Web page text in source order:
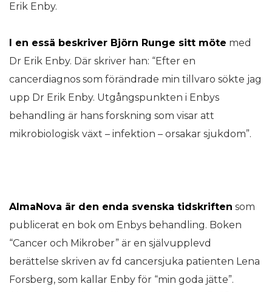
Erik Enby.
I en essä beskriver Björn Runge sitt möte med
Dr Erik Enby. Där skriver han: “Efter en
cancerdiagnos som förändrade min tillvaro sökte jag
upp Dr Erik Enby. Utgångspunkten i Enbys
behandling är hans forskning som visar att
mikrobiologisk växt – infektion – orsakar sjukdom”.
AlmaNova är den enda svenska tidskriften som
publicerat en bok om Enbys behandling. Boken
“Cancer och Mikrober” är en självupplevd
berättelse skriven av fd cancersjuka patienten Lena
Forsberg, som kallar Enby för “min goda jätte”.